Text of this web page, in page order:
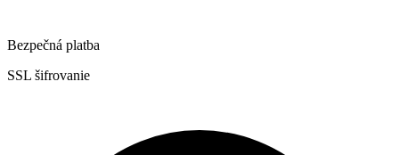
Bezpečná platba
SSL šifrovanie